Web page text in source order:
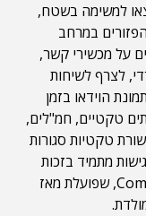
למשימה בשטח,
במרחב
על מכשירי קשר,
לצרף לשיחות
הוידאו בזמן
טקטיים, חמ"לים,
טקטיות סגורות
מתמיד בזכות
4.0 CommX – הדור החדש שמשיקה Commit, שפועלת מאז